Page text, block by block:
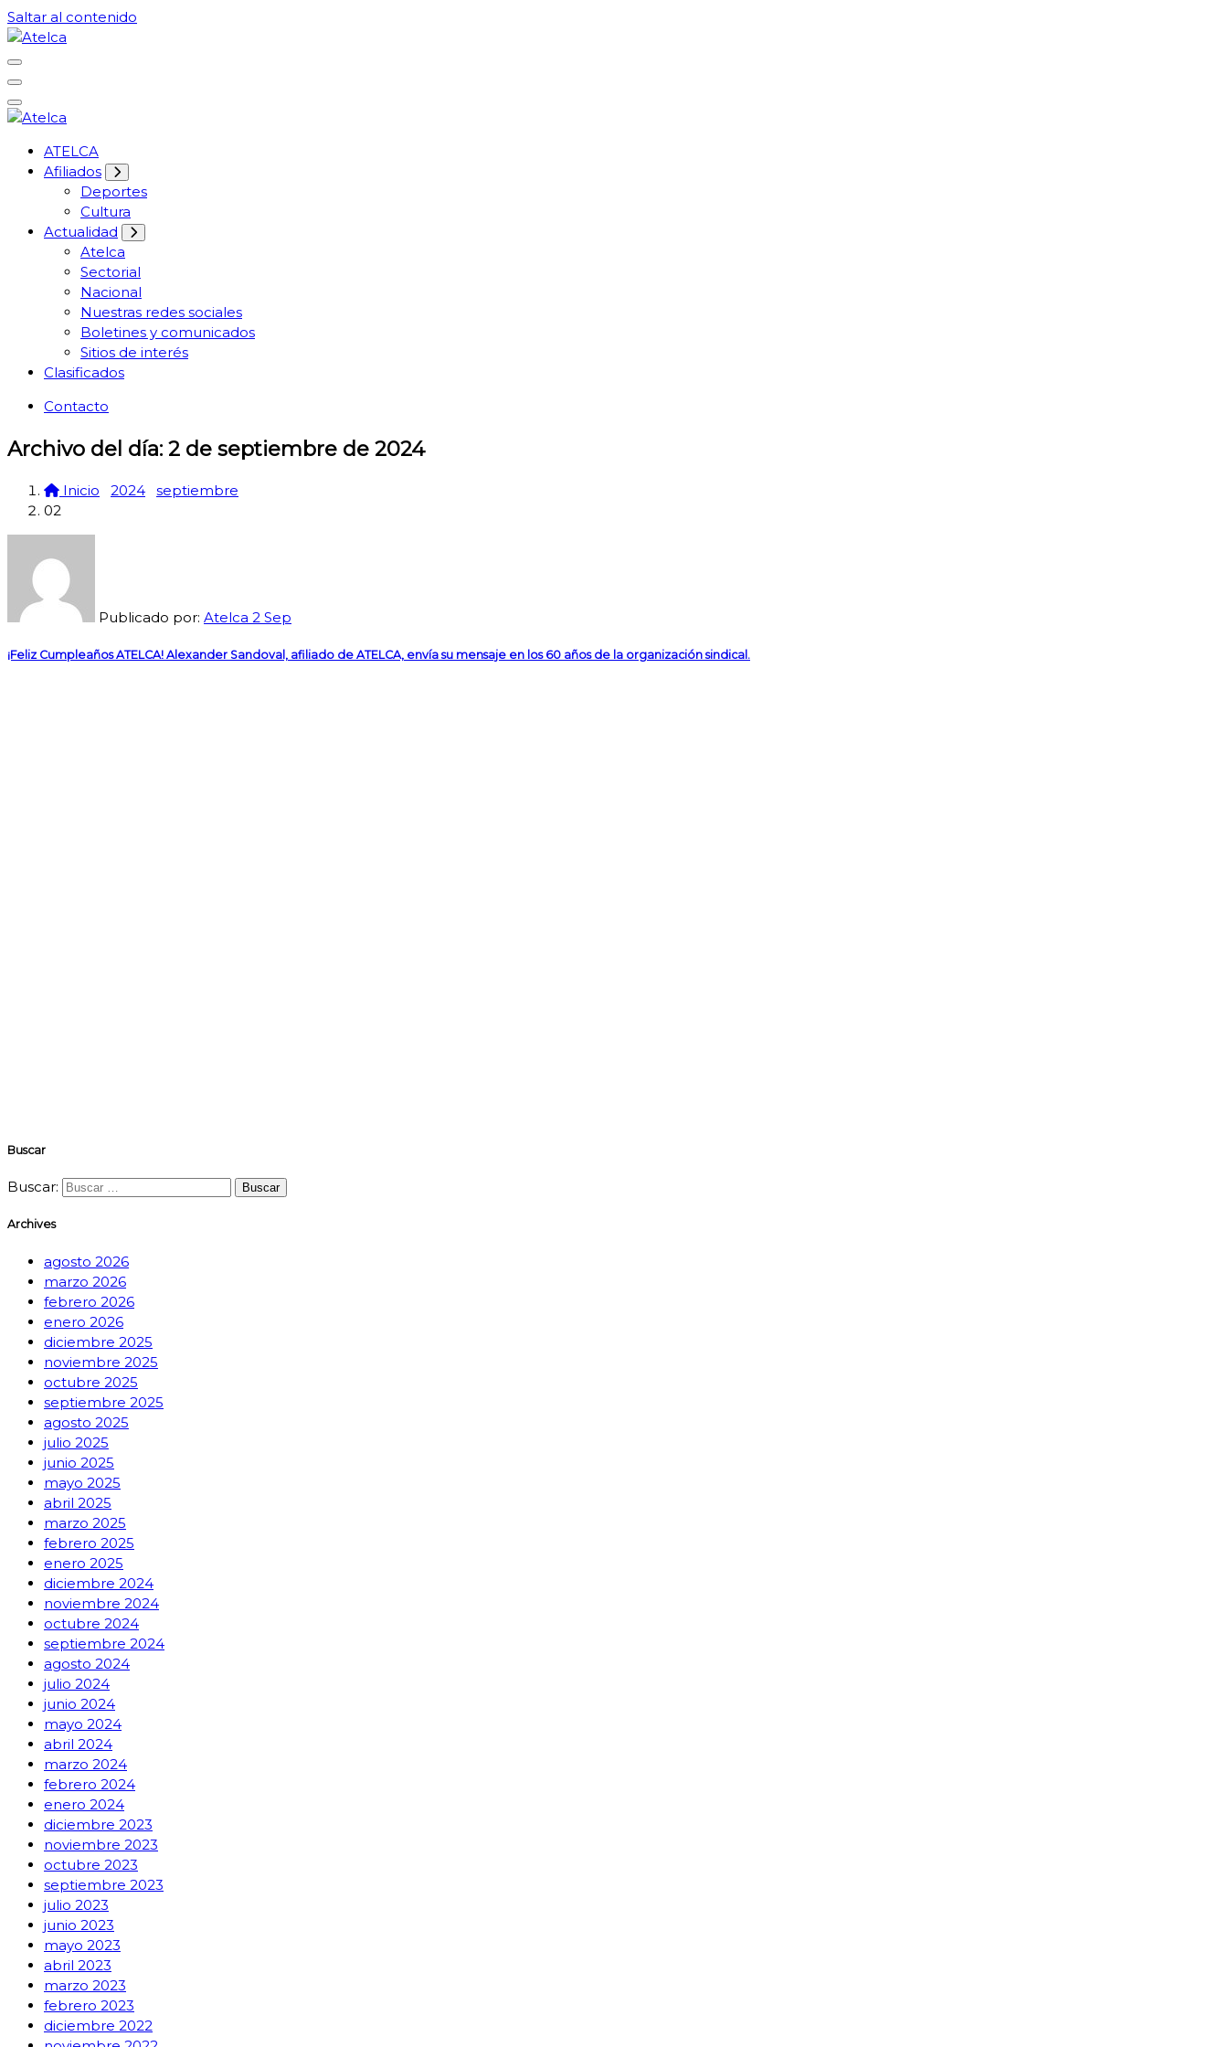
Saltar al contenido
Atelca
61 años Conocimiento, movilización y lucha
Atelca
61 años Conocimiento, movilización y lucha
ATELCA
Afiliados
Deportes
Cultura
Actualidad
Atelca
Sectorial
Nacional
Nuestras redes sociales
Boletines y comunicados
Sitios de interés
Clasificados
Contacto
Archivo del día: 2 de septiembre de 2024
Inicio 2024
septiembre
02
Publicado por: Atelca 2 Sep
¡Feliz Cumpleaños ATELCA! Alexander Sandoval, afiliado de ATELCA, envía su mensaje en los 60 años de la organización sindical.
Buscar
Buscar:
Archives
agosto 2026
marzo 2026
febrero 2026
enero 2026
diciembre 2025
noviembre 2025
octubre 2025
septiembre 2025
agosto 2025
julio 2025
junio 2025
mayo 2025
abril 2025
marzo 2025
febrero 2025
enero 2025
diciembre 2024
noviembre 2024
octubre 2024
septiembre 2024
agosto 2024
julio 2024
junio 2024
mayo 2024
abril 2024
marzo 2024
febrero 2024
enero 2024
diciembre 2023
noviembre 2023
octubre 2023
septiembre 2023
julio 2023
junio 2023
mayo 2023
abril 2023
marzo 2023
febrero 2023
diciembre 2022